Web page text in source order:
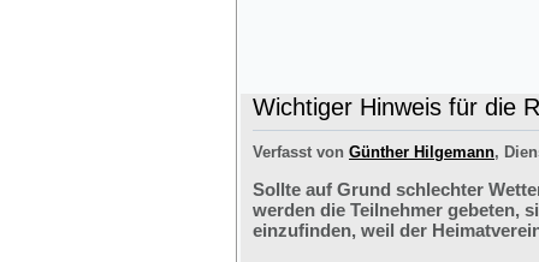
Wichtiger Hinweis für die
Verfasst von Günther Hilgemann,
Sollte auf Grund schlechter
werden die Teilnehmer gebeten,
einzufinden, weil der